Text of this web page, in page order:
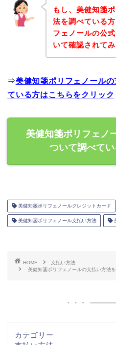
もし、美健知箋
法を調べている
フェノールの公
いて確認されて
⇒美健知箋ポリフェノール
ている方はこちらをクリック
美健知箋ポリフェノ
ついて調べて
美健知箋ポリフェノールクレジットカード
美健知箋ポリフェノール支払い方法
HOME
支払い方法
美健知箋ポリフェノールの支払い方法
カテゴリー